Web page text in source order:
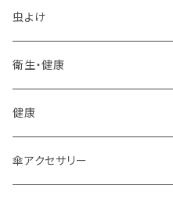
箸置き
その他
フォーク
ティーポット
虫よけ
衛生・健康
健康
傘アクセサリー